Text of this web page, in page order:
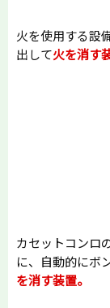
火を使用する設
出して火を消す
カセットコンロ
に、自動的にボ
を消す装置。